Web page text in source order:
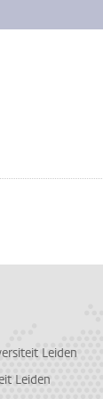
Leiden
Leiden